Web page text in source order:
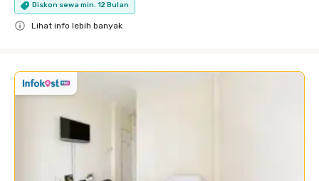
Diskon sewa min. 12 Bulan
Lihat info lebih banyak